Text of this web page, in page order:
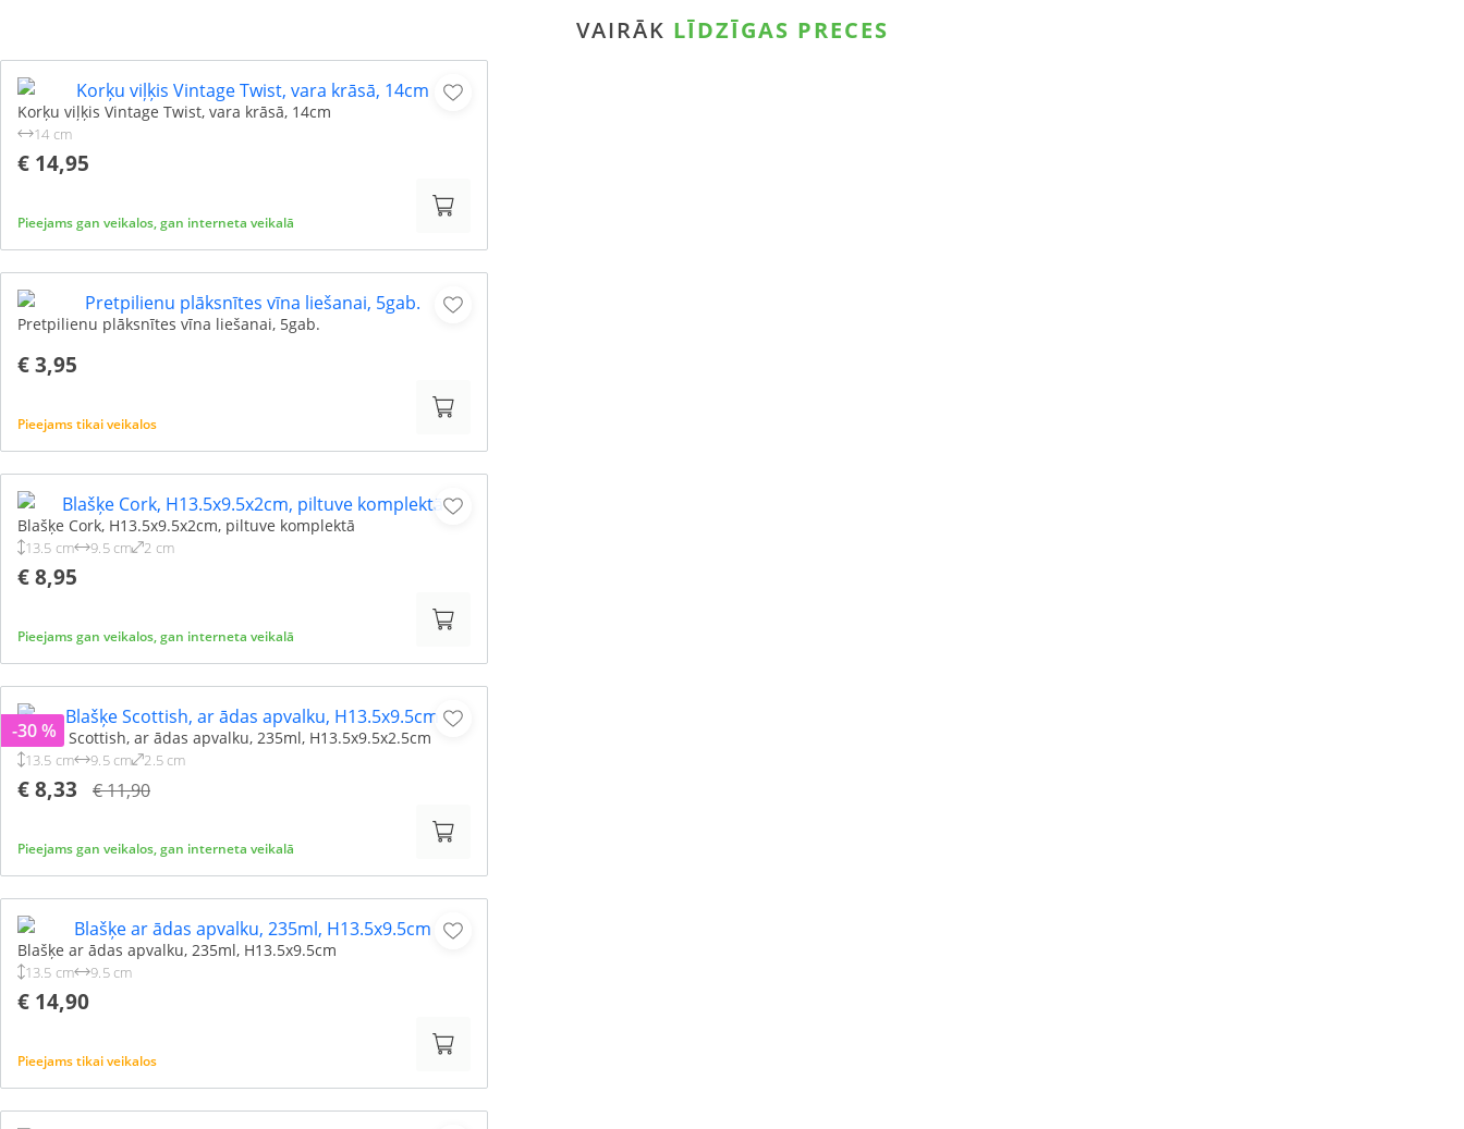
VAIRĀK LĪDZĪGAS PRECES
Korķu viļķis Vintage Twist, vara krāsā, 14cm
14 cm
€ 14,95
Pieejams gan veikalos, gan interneta veikalā
Pretpilienu plāksnītes vīna liešanai, 5gab.
€ 3,95
Pieejams tikai veikalos
Blašķe Cork, H13.5x9.5x2cm, piltuve komplektā
13.5 cm 9.5 cm 2 cm
€ 8,95
Pieejams gan veikalos, gan interneta veikalā
Blašķe Scottish, ar ādas apvalku, 235ml, H13.5x9.5x2.5cm
13.5 cm 9.5 cm 2.5 cm
€ 8,33 € 11,90
Pieejams gan veikalos, gan interneta veikalā
-30 %
Blašķe ar ādas apvalku, 235ml, H13.5x9.5cm
13.5 cm 9.5 cm
€ 14,90
Pieejams tikai veikalos